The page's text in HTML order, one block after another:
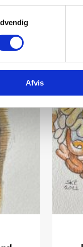
Afvis